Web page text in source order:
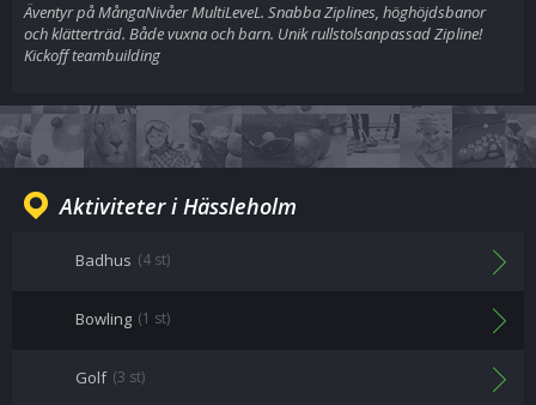
Äventyr på MångaNivåer MultiLeveL. Snabba Ziplines, höghöjdsbanor
och klätterträd. Både vuxna och barn. Unik rullstolsanpassad Zipline!
Kickoff teambuilding
Aktiviteter i Hässleholm
Badhus (4 st)
Bowling (1 st)
Golf (3 st)